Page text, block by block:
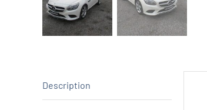
Description